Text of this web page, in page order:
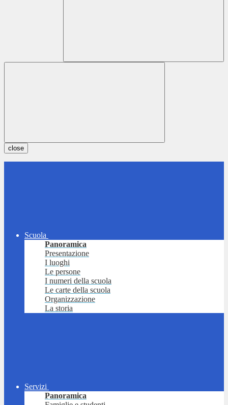
close
Scuola
Panoramica
Presentazione
I luoghi
Le persone
I numeri della scuola
Le carte della scuola
Organizzazione
La storia
Servizi
Panoramica